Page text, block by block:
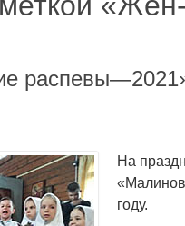
На
году.